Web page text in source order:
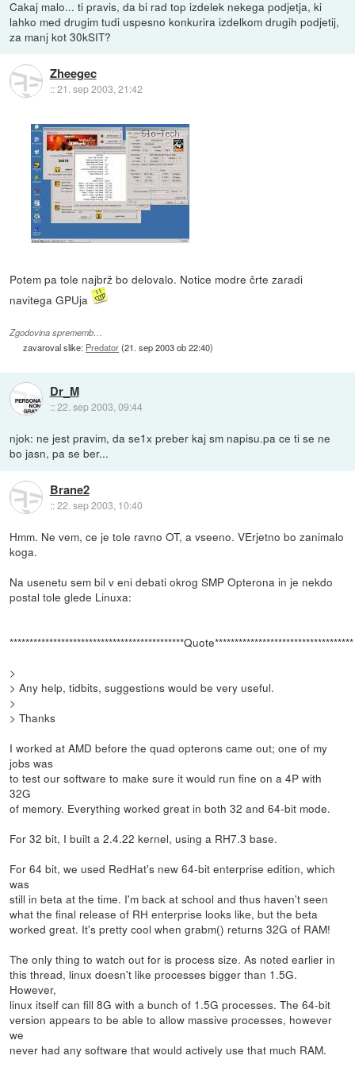
Cakaj malo... ti pravis, da bi rad top izdelek nekega podjetja, ki
lahko med drugim tudi uspesno konkurira izdelkom drugih podjetij,
za manj kot 30kSIT?
Zheegec
::21. sep 2003, 21:42
Potem pa tole najbrž bo delovalo. Notice modre črte zaradi
navitega GPUja
Zgodovina sprememb…
zavaroval slike: Predator(21. sep 2003 ob 22:40)
Dr_M
::22. sep 2003, 09:44
njok: ne jest pravim, da se1x preber kaj sm napisu.pa ce ti se ne
bo jasn, pa se ber...
Brane2
::22. sep 2003, 10:40
Hmm. Ne vem, ce je tole ravno OT, a vseeno. VErjetno bo zanimalo
koga.
Na usenetu sem bil v eni debati okrog SMP Opterona in je nekdo
postal tole glede Linuxa:
********************************************Quote***********************************
>
> Any help, tidbits, suggestions would be very useful.
>
> Thanks
I worked at AMD before the quad opterons came out; one of my
jobs was
to test our software to make sure it would run fine on a 4P with
32G
of memory. Everything worked great in both 32 and 64-bit mode.
For 32 bit, I built a 2.4.22 kernel, using a RH7.3 base.
For 64 bit, we used RedHat's new 64-bit enterprise edition, which
was
still in beta at the time. I'm back at school and thus haven't seen
what the final release of RH enterprise looks like, but the beta
worked great. It's pretty cool when grabm() returns 32G of RAM!
The only thing to watch out for is process size. As noted earlier in
this thread, linux doesn't like processes bigger than 1.5G.
However,
linux itself can fill 8G with a bunch of 1.5G processes. The 64-bit
version appears to be able to allow massive processes, however
we
never had any software that would actively use that much RAM.